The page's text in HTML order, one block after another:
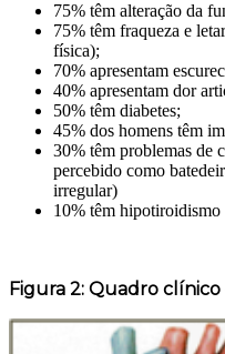
75% têm alteração da
75% têm fraqueza e
física);
70% apresentam
40% apresentam dor
50% têm diabetes;
45% dos homens têm
30% têm problemas de
percebido como
irregular)
10% têm hipotiroidismo
Figura 2: Quadro